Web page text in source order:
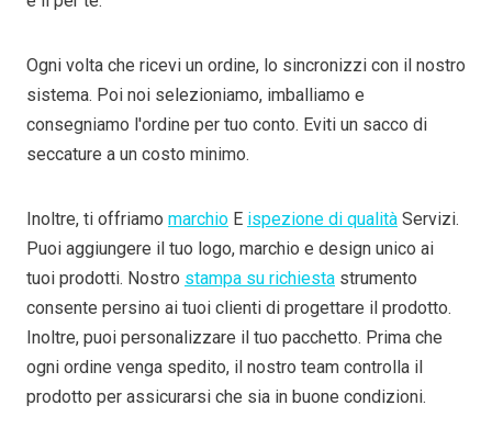
Ogni volta che ricevi un ordine, lo sincronizzi con il nostro
sistema. Poi noi selezioniamo, imballiamo e
consegniamo l'ordine per tuo conto. Eviti un sacco di
seccature a un costo minimo.
Inoltre, ti offriamo marchio E ispezione di qualità Servizi.
Puoi aggiungere il tuo logo, marchio e design unico ai
tuoi prodotti. Nostro stampa su richiesta strumento
consente persino ai tuoi clienti di progettare il prodotto.
Inoltre, puoi personalizzare il tuo pacchetto. Prima che
ogni ordine venga spedito, il nostro team controlla il
prodotto per assicurarsi che sia in buone condizioni.